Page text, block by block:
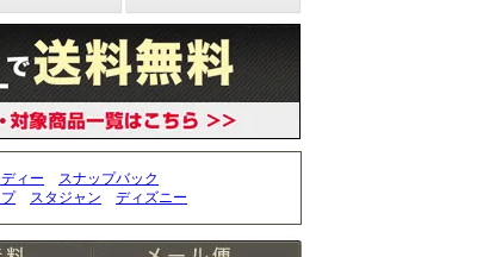
ィー
スナップバック
スタジャン ディズニー